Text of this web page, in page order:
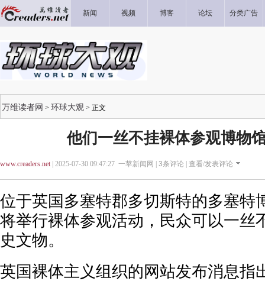
新闻 视频 博客 论坛 分类广告
万维读者网 > 环球大观 > 正文
他们一丝不挂裸体参观博物
www.creaders.net| 2025-07-30 09:47:27 一苹新闻网 | 3条评论 | 查看/发表评论
位于英国多塞特郡多切斯特的多塞特
将举行裸体参观活动，民众可以一丝
史文物。
英国裸体主义组织的网站发布消息指